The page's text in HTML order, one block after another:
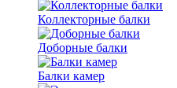
Коллекторные балки
Доборные балки
Балки камер